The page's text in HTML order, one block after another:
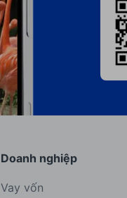
Doanh nghiệp
Vay vốn